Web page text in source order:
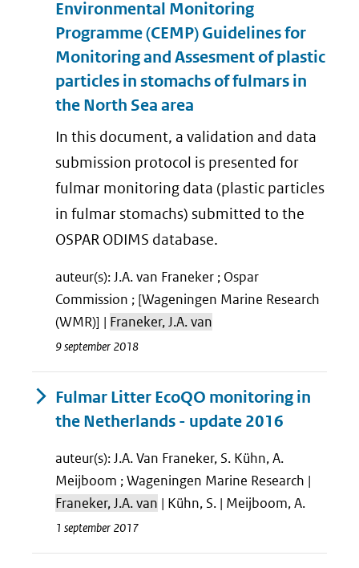
Environmental Monitoring
Programme (CEMP) Guidelines for
Monitoring and Assesment of plastic
particles in stomachs of fulmars in
the North Sea area
In this document, a validation and data
submission protocol is presented for
fulmar monitoring data (plastic particles
in fulmar stomachs) submitted to the
OSPAR ODIMS database.
auteur(s): J.A. van Franeker ; Ospar
Commission ; [Wageningen Marine Research
(WMR)] | Franeker, J.A. van
9 september 2018
Fulmar Litter EcoQO monitoring in
the Netherlands - update 2016
auteur(s): J.A. Van Franeker, S. Kühn, A.
Meijboom ; Wageningen Marine Research |
Franeker, J.A. van | Kühn, S. | Meijboom, A.
1 september 2017